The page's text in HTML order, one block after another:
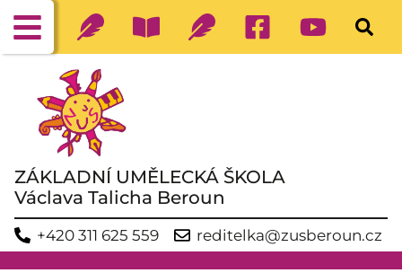
ZÁKLADNÍ UMĚLECKÁ ŠKOLA
Václava Talicha Beroun
+420 311 625 559 reditelka@zusberoun.cz